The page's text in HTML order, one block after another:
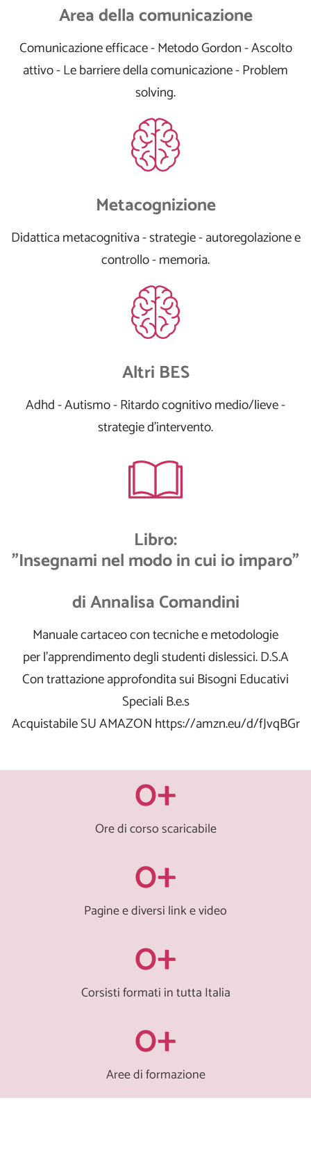
Area della comunicazione
Comunicazione efficace - Metodo Gordon - Ascolto
attivo - Le barriere della comunicazione - Problem
solving.
Metacognizione
Didattica metacognitiva - strategie - autoregolazione e
controllo - memoria.
Altri BES
Adhd - Autismo - Ritardo cognitivo medio/lieve -
strategie d'intervento.
Libro:
"Insegnami nel modo in cui io imparo"
di Annalisa Comandini
Manuale cartaceo con tecniche e metodologie
per l'apprendimento degli studenti dislessici. D.S.A
Con trattazione approfondita sui Bisogni Educativi
Speciali B.e.s
Acquistabile SU AMAZON https://amzn.eu/d/fJvqBGr
Ore di corso scaricabile
0+
Pagine e diversi link e video
0+
Corsisti formati in tutta Italia
0+
Aree di formazione
0+